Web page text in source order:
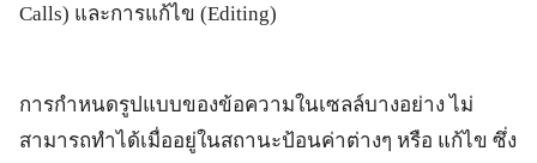
Calls) และการแก้ไข (Editing)
การกำหนดรูปแบบของข้อความในเซลล์บางอย่าง ไม่
สามารถทำได้เมื่ออยู่ในสถานะป้อนค่าต่างๆ หรือ แก้ไข ซึ่ง